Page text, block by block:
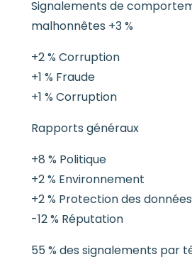
Signalements de
malhonnêtes +3 %
+2 % Corruption
+1 % Fraude
+1 % Corruption
Rapports généraux
+8 % Politique
+2 % Environnement
+2 % Protection des données
-12 % Réputation
55 % des signalements par